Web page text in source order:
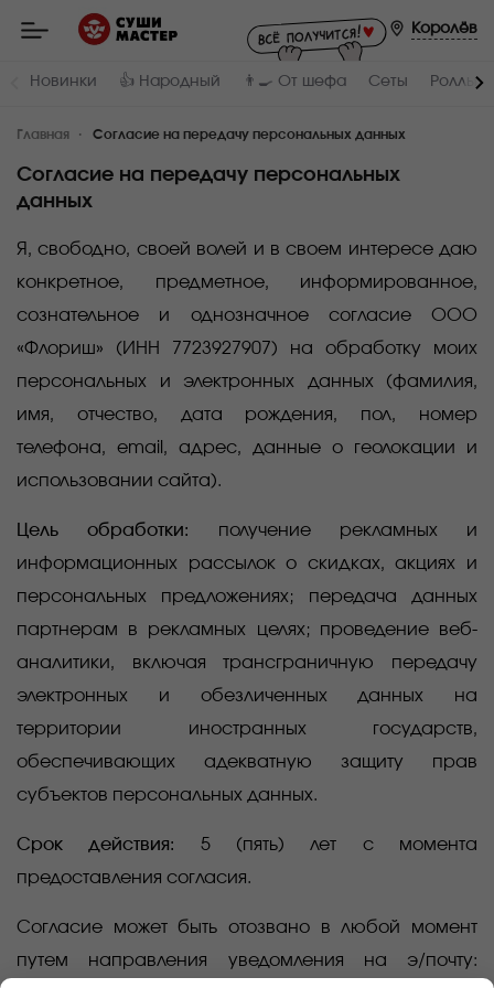
Мастер
заказ
доставка
суши,
WOK
Королёв
Королёв
Новинки 👍 Народный 👨‍🍳 От шефа Сеты Роллы
Главная Согласие на передачу персональных данных
Согласие на передачу персональных
данных
Я, свободно, своей волей и в своем интересе даю
конкретное, предметное, информированное,
сознательное и однозначное согласие ООО
«Флориш» (ИНН 7723927907) на обработку моих
персональных и электронных данных (фамилия,
имя, отчество, дата рождения, пол, номер
телефона, email, адрес, данные о геолокации и
использовании сайта).
Цель обработки: получение рекламных и
информационных рассылок о скидках, акциях и
персональных предложениях; передача данных
партнерам в рекламных целях; проведение веб-
аналитики, включая трансграничную передачу
электронных и обезличенных данных на
территории иностранных государств,
обеспечивающих адекватную защиту прав
субъектов персональных данных.
Срок действия: 5 (пять) лет с момента
предоставления согласия.
Согласие может быть отозвано в любой момент
путем направления уведомления на э/почту: